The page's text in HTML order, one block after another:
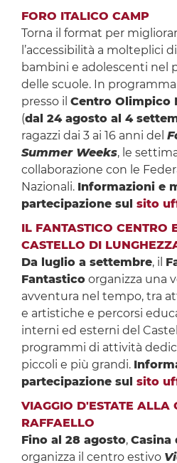
FORO ITALICO CAMP
Torna il format per
l’accessibilità a molteplici
bambini e adolescenti nel
delle scuole. In programma
presso il Centro Olimpico
(dal 24 agosto al 4
ragazzi dai 3 ai 16 anni del
Summer Weeks, le
collaborazione con le
Nazionali. Informazioni e
partecipazione sul sito
IL FANTASTICO CENTRO
CASTELLO DI
Da luglio a settembre, il
Fantasticoorganizza una
avventura nel tempo, tra
e artistiche e percorsi
interni ed esterni del
programmi di attività
piccoli e più grandi.
partecipazione sul sito
VIAGGIO D'ESTATE ALLA
RAFFAELLO
Fino al 28 agosto, Casina
organizza il centro estivo